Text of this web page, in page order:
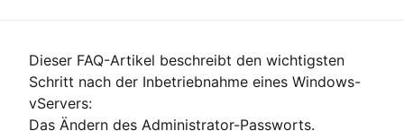
Dieser FAQ-Artikel beschreibt den wichtigsten
Schritt nach der Inbetriebnahme eines Windows-
vServers:
Das Ändern des Administrator-Passworts.